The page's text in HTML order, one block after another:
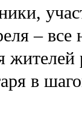
– все
в